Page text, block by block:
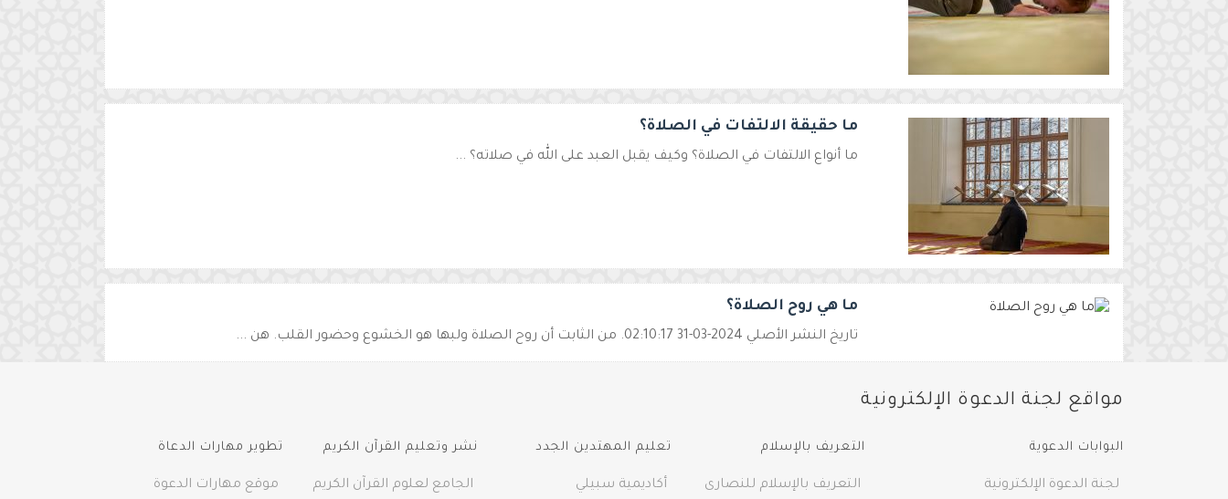
ما حقيقة الالتفات في الصلاة؟
ما أنواع الالتفات في الصلاة؟ وكيف يقبل العبد على الله في صلاته؟ ...
ما هي روح الصلاة؟
تاريخ النشر الأصلي 2024-03-31 02:10:17. من الثابت أن روح الصلاة ولبها هو الخشوع وحضور القلب. هن ...
مواقع لجنة الدعوة الإلكترونية
البوابات الدعوية
لجنة الدعوة الإلكترونية
التعريف بالإسلام
التعريف بالإسلام للنصارى
تعليم المهتدين الجدد
أكاديمية سبيلي
نشر وتعليم القرآن الكريم
الجامع لعلوم القرآن الكريم
تطوير مهارات الدعاة
موقع مهارات الدعوة